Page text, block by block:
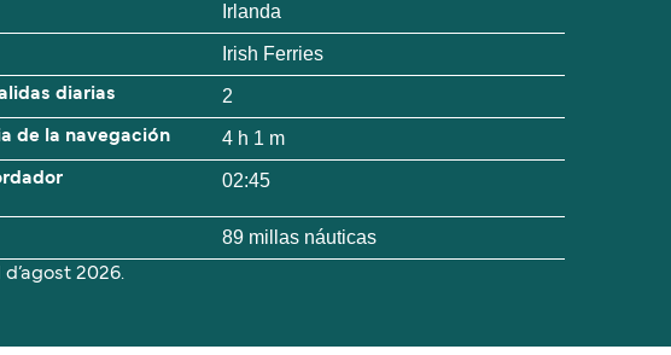
Irlanda
Irish Ferries
diarias 2
de la navegación 4 h 1 m
02:45
89 millas náuticas
1 d’agost 2026.